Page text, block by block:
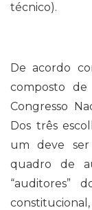
técnico).
De acordo
composto de
Congresso
Dos três
um deve
quadro de
“auditores”